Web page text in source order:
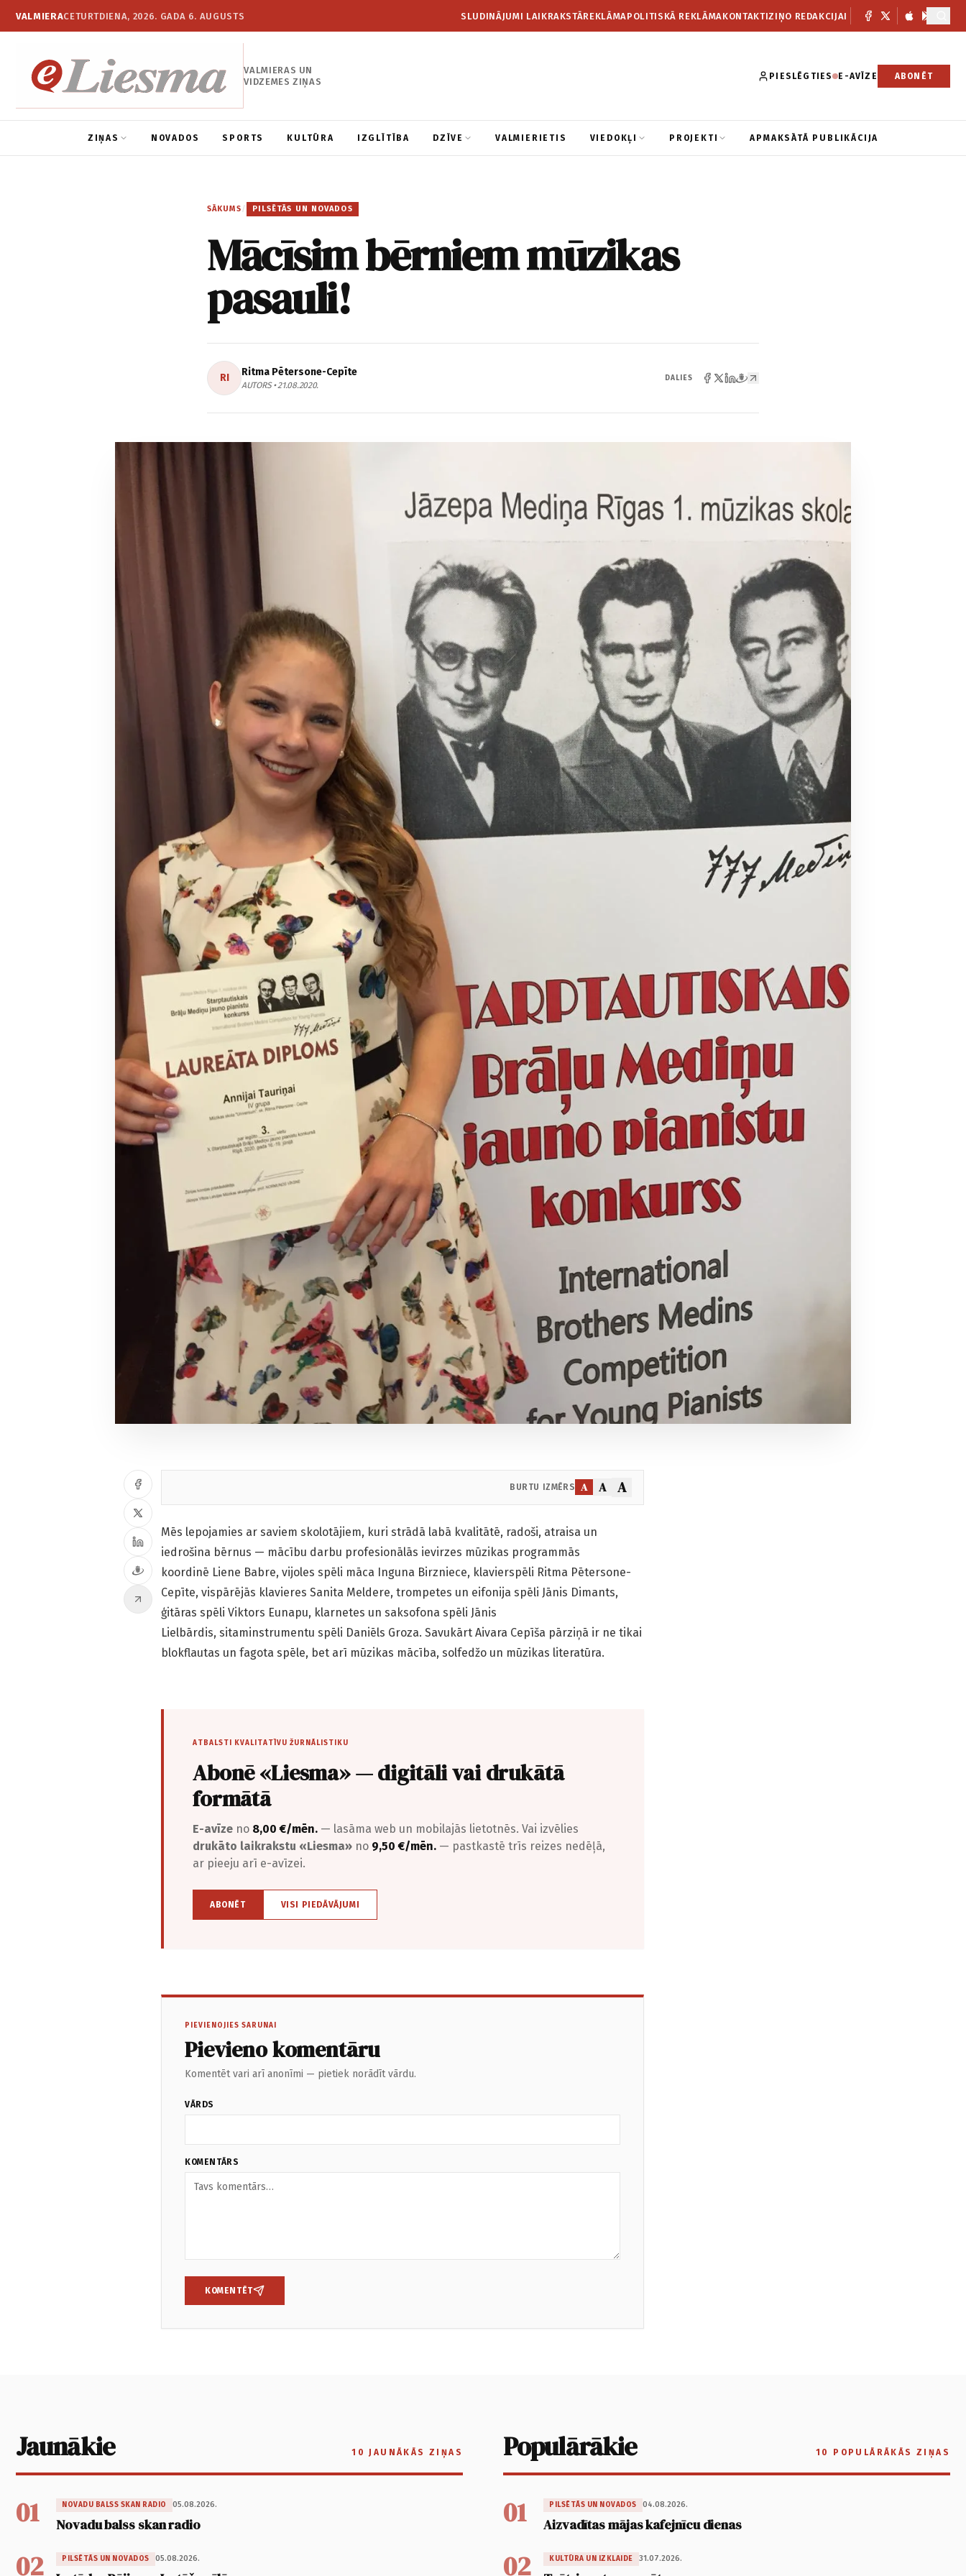
VALMIERACETURTDIENA, 2026. GADA 6. AUGUSTS SLUDINĀJUMI LAIKRAKSTĀREKLĀMAPOLITISKĀ REKLĀMAKONTAKTIZIŅO REDAKCIJAI
VALMIERAS UN
VIDZEMES ZIŅAS
PIESLĒGTIES E-AVĪZE ABONĒT
ZIŅAS NOVADOS SPORTS KULTŪRA IZGLĪTĪBA DZĪVE VALMIERIETIS VIEDOKĻI PROJEKTI APMAKSĀTĀ PUBLIKĀCIJA
SĀKUMS / PILSĒTĀS UN NOVADOS
Mācīsim bērniem mūzikas
pasauli!
RI Ritma Pētersone-Cepīte
AUTORS • 21.08.2020.
DALIES
BURTU IZMĒRS A A A
Mēs lepojamies ar saviem skolotājiem, kuri strādā labā kvalitātē, radoši, atraisa un
iedrošina bērnus — mācību darbu profesionālās ievirzes mūzikas programmās
koordinē Liene Babre, vijoles spēli māca Inguna Birzniece, klavierspēli Ritma Pētersone-
Cepīte, vispārējās klavieres Sanita Meldere, trompetes un eifonija spēli Jānis Dimants,
ģitāras spēli Viktors Eunapu, klarnetes un saksofona spēli Jānis
Lielbārdis, sitaminstrumentu spēli Daniēls Groza. Savukārt Aivara Cepīša pārziņā ir ne tikai
blokflautas un fagota spēle, bet arī mūzikas mācība, solfedžo un mūzikas literatūra.
ATBALSTI KVALITATĪVU ŽURNĀLISTIKU
Abonē «Liesma» — digitāli vai drukātā
formātā
E-avīze no 8,00 €/mēn. — lasāma web un mobilajās lietotnēs. Vai izvēlies
drukāto laikrakstu «Liesma» no 9,50 €/mēn. — pastkastē trīs reizes nedēļā,
ar pieeju arī e-avīzei.
ABONĒT VISI PIEDĀVĀJUMI
PIEVIENOJIES SARUNAI
Pievieno komentāru
Komentēt vari arī anonīmi — pietiek norādīt vārdu.
VĀRDS
KOMENTĀRS
KOMENTĒT
Jaunākie 10 JAUNĀKĀS ZIŅAS
01 NOVADU BALSS SKAN RADIO 05.08.2026.
Novadu balss skan radio
02 PILSĒTĀS UN NOVADOS 05.08.2026.
Populārākie 10 POPULĀRĀKĀS ZIŅAS
01 PILSĒTĀS UN NOVADOS 04.08.2026.
Aizvadītas mājas kafejnīcu dienas
02 KULTŪRA UN IZKLAIDE 31.07.2026.